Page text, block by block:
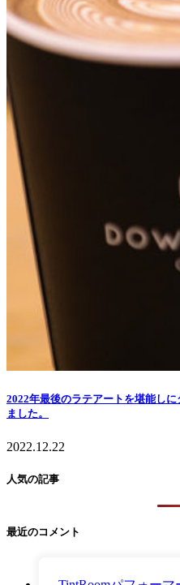
2022年最後のラテアートを堪能し
ました。
2022.12.22
人気の記事
最近のコメント